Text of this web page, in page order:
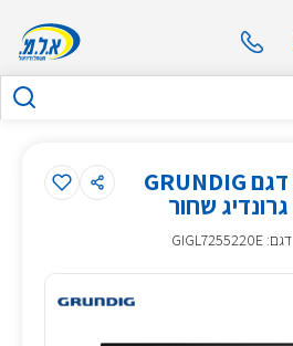
כיריים גז 75 ס"מ דגם GRUNDIG
דגם: GIGL7255220E